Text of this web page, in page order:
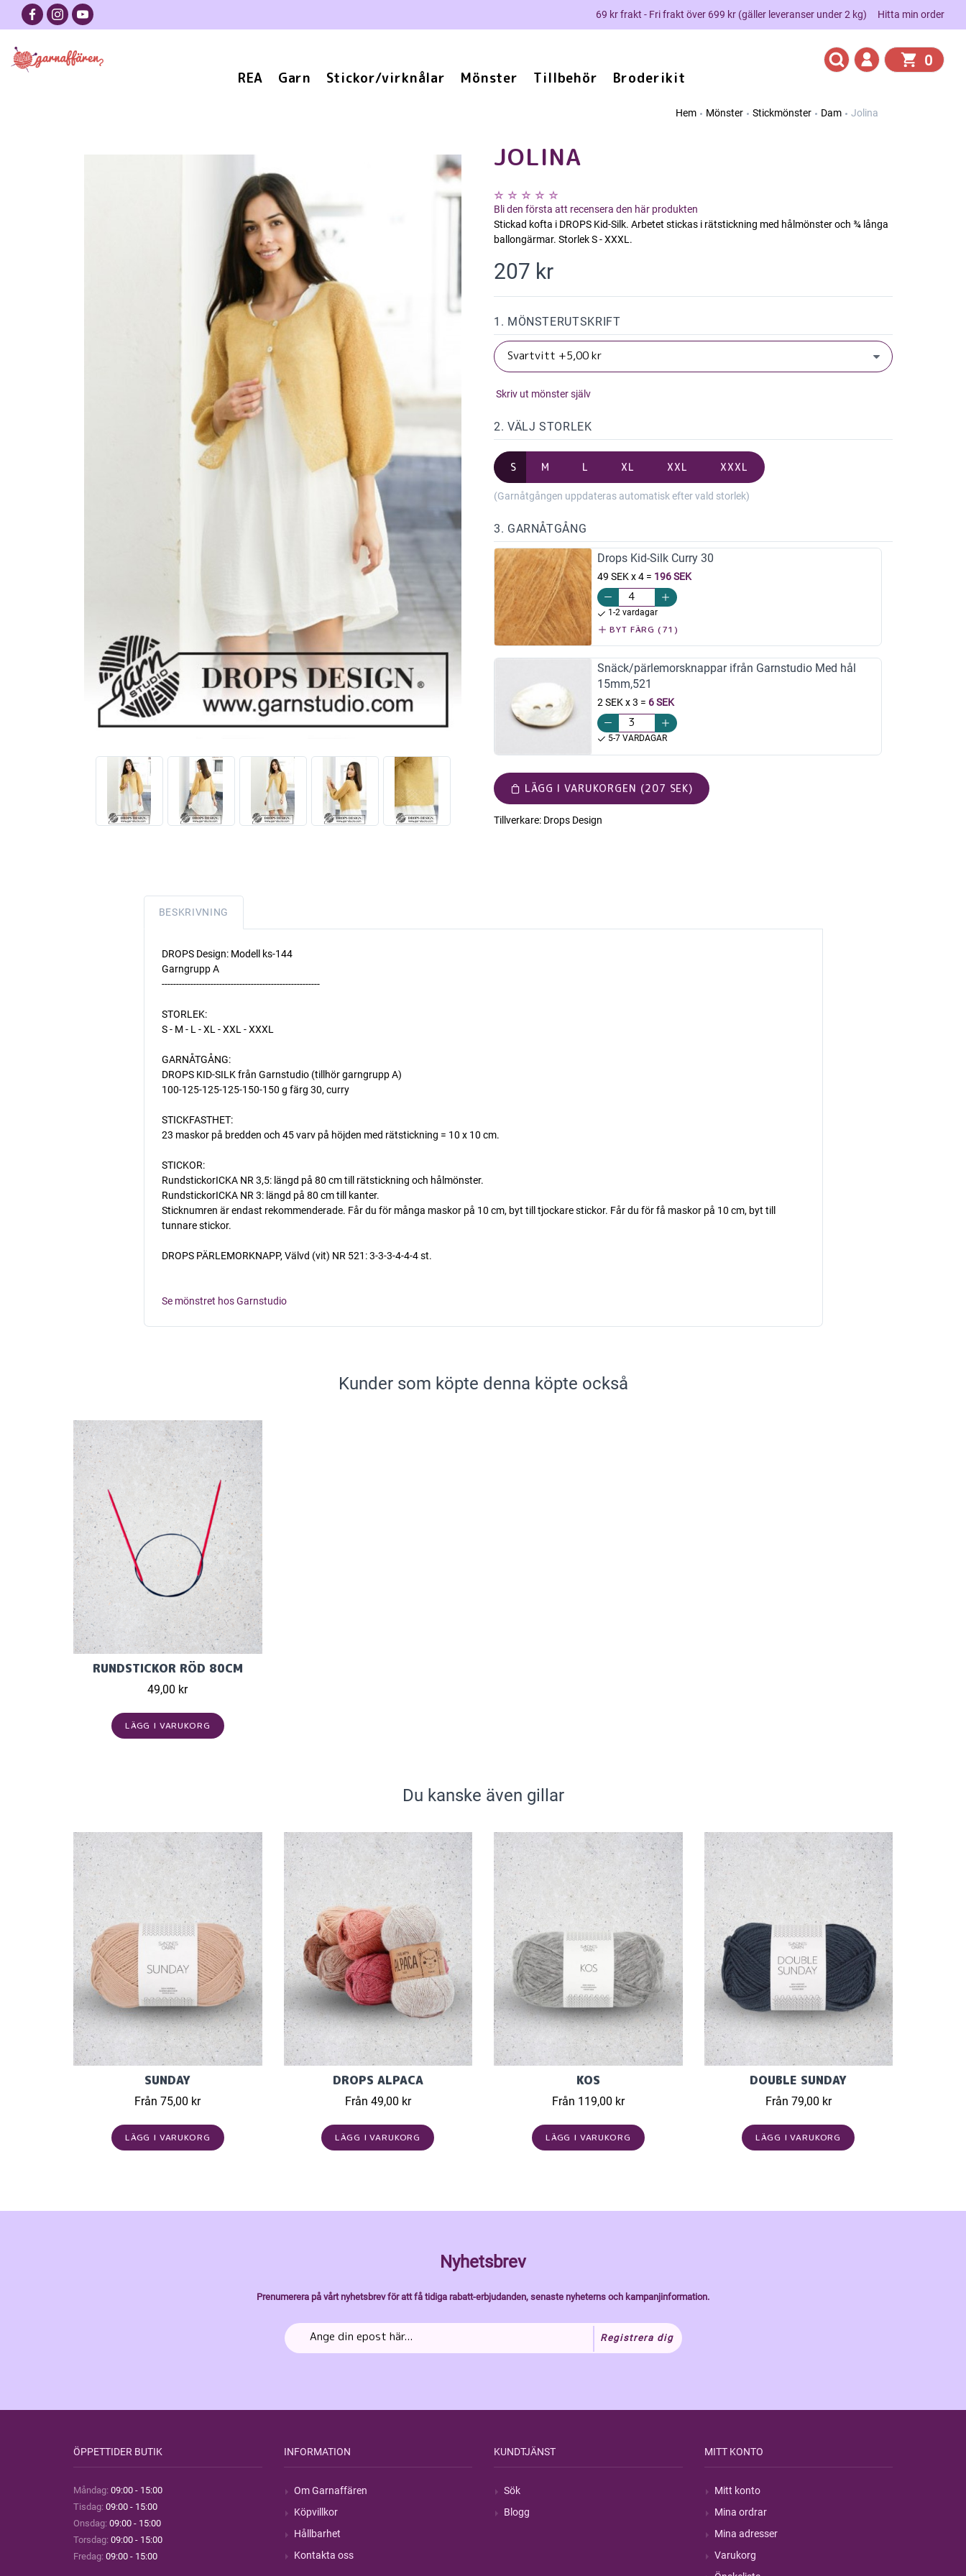
69 kr frakt - Fri frakt över 699 kr (gäller leveranser under 2 kg) Hitta min order
REA Garn Stickor/virknålar Mönster Tillbehör Broderikit
0
Hem Mönster Stickmönster Dam Jolina
JOLINA
Bli den första att recensera den här produkten
Stickad kofta i DROPS Kid-Silk. Arbetet stickas i rätstickning med hålmönster och ¾ långa
ballongärmar. Storlek S - XXXL.
207 kr
1. MÖNSTERUTSKRIFT
Skriv ut mönster själv
2. VÄLJ STORLEK
S M L XL XXL XXXL
(Garnåtgången uppdateras automatisk efter vald storlek)
3. GARNÅTGÅNG
Drops Kid-Silk Curry 30
49 SEK x 4= 196 SEK
1-2 vardagar
BYT FÄRG (71)
Snäck/pärlemorsknappar ifrån Garnstudio Med hål
15mm,521
2 SEK x 3 = 6 SEK
5-7 VARDAGAR
LÄGG I VARUKORGEN (207 SEK)
Tillverkare: Drops Design
BESKRIVNING
DROPS Design: Modell ks-144
Garngrupp A
-------------------------------------------------------
STORLEK:
S - M - L - XL - XXL - XXXL
GARNÅTGÅNG:
DROPS KID-SILK från Garnstudio (tillhör garngrupp A)
100-125-125-125-150-150 g färg 30, curry
STICKFASTHET:
23 maskor på bredden och 45 varv på höjden med rätstickning = 10 x 10 cm.
STICKOR:
RundstickorICKA NR 3,5: längd på 80 cm till rätstickning och hålmönster.
RundstickorICKA NR 3: längd på 80 cm till kanter.
Sticknumren är endast rekommenderade. Får du för många maskor på 10 cm, byt till tjockare stickor. Får du för få maskor på 10 cm, byt till
tunnare stickor.
DROPS PÄRLEMORKNAPP, Välvd (vit) NR 521: 3-3-3-4-4-4 st.
Se mönstret hos Garnstudio
Kunder som köpte denna köpte också
RUNDSTICKOR RÖD 80CM
49,00 kr
LÄGG I VARUKORG
Du kanske även gillar
SUNDAY
Från 75,00 kr
LÄGG I VARUKORG
DROPS ALPACA
Från 49,00 kr
LÄGG I VARUKORG
KOS
Från 119,00 kr
LÄGG I VARUKORG
DOUBLE SUNDAY
Från 79,00 kr
LÄGG I VARUKORG
Nyhetsbrev
Prenumerera på vårt nyhetsbrev för att få tidiga rabatt-erbjudanden, senaste nyheterns och kampanjinformation.
Registrera dig
ÖPPETTIDER BUTIK
Måndag: 09:00 - 15:00
Tisdag: 09:00 - 15:00
Onsdag: 09:00 - 15:00
Torsdag: 09:00 - 15:00
Fredag: 09:00 - 15:00
INFORMATION
Om Garnaffären
Köpvillkor
Hållbarhet
Kontakta oss
KUNDTJÄNST
Sök
Blogg
MITT KONTO
Mitt konto
Mina ordrar
Mina adresser
Varukorg